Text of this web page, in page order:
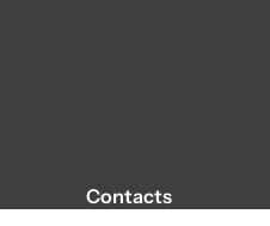
Contacts